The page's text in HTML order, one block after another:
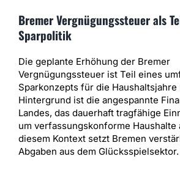
Bremer Vergnügungssteuer als
Sparpolitik
Die geplante Erhöhung der Bremer
Vergnügungssteuer ist Teil eines
Sparkonzepts für die Haushaltsjahre
Hintergrund ist die angespannte
Landes, das dauerhaft tragfähige
um verfassungskonforme Haushalte
diesem Kontext setzt Bremen
Abgaben aus dem Glücksspielsektor.